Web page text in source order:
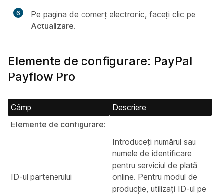
6
Pe pagina de comerț electronic, faceți clic pe
Actualizare.
Elemente de configurare: PayPal
Payflow Pro
Câmp
Descriere
Elemente de configurare:
ID-ul partenerului
Introduceți numărul sau
numele de identificare
pentru serviciul de plată
online. Pentru modul de
producție, utilizați ID-ul pe